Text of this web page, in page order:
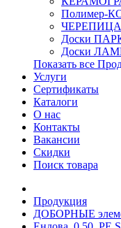
Полимер-
ЧЕРЕПИЦА
Доски
Доски
Показать все
Услуги
Сертификаты
Каталоги
О нас
Контакты
Вакансии
Скидки
Поиск товара
Продукция
ДОБОРНЫЕ